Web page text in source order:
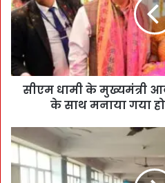
सीएम धामी के मुख्यमंत्री
के साथ मनाया गया